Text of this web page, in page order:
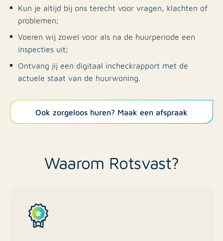
Kun je altijd bij ons terecht voor vragen, klachten of
problemen;
Voeren wij zowel voor als na de huurperiode een
inspecties uit;
Ontvang jij een digitaal incheckrapport met de
actuele staat van de huurwoning.
Ook zorgeloos huren? Maak een afspraak
Waarom Rotsvast?